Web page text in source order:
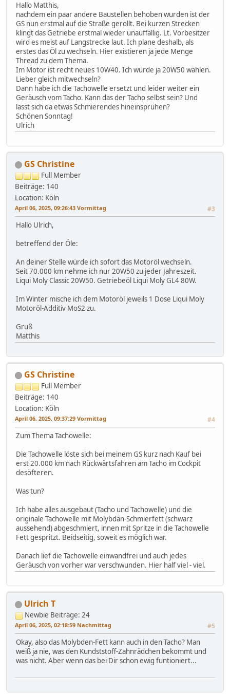
Hallo Matthis,
nachdem ein paar andere Baustellen behoben wurden ist der
GS nun erstmal auf die Straße gerollt. Bei kurzen Strecken
klingt das Getriebe erstmal wieder unauffällig. Lt. Vorbesitzer
wird es meist auf Langstrecke laut. Ich plane deshalb, als
erstes das Öl zu wechseln. Hier existieren ja jede Menge
Thread zu dem Thema.
Im Motor ist recht neues 10W40. Ich würde ja 20W50 wählen.
Lieber gleich mitwechseln?
Dann habe ich die Tachowelle ersetzt und leider weiter ein
Geräusch vom Tacho. Kann das der Tacho selbst sein? Und
lässt sich da etwas Schmierendes hineinsprühen?
Schönen Sonntag!
Ulrich
GS Christine
Full Member
Beiträge: 140
Location: Köln
April 06, 2025, 09:26:43 Vormittag #3
Hallo Ulrich,
betreffend der Öle:
An deiner Stelle würde ich sofort das Motoröl wechseln.
Seit 70.000 km nehme ich nur 20W50 zu jeder Jahreszeit.
Liqui Moly Classic 20W50. Getriebeöl Liqui Moly GL4 80W.
Im Winter mische ich dem Motoröl jeweils 1 Dose Liqui Moly
Motoröl-Additiv MoS2 zu.
Gruß
Matthis
GS Christine
Full Member
Beiträge: 140
Location: Köln
April 06, 2025, 09:37:29 Vormittag #4
Zum Thema Tachowelle:
Die Tachowelle löste sich bei meinem GS kurz nach Kauf bei
erst 20.000 km nach Rückwärtsfahren am Tacho im Cockpit
desöfteren.
Was tun?
Ich habe alles ausgebaut (Tacho und Tachowelle) und die
originale Tachowelle mit Molybdän-Schmierfett (schwarz
aussehend) abgeschmiert, innen mit Spritze in die Tachowelle
Fett gespritzt. Beidseitig, soweit es möglich war.
Danach lief die Tachowelle einwandfrei und auch jedes
Geräusch von vorher war verschwunden. Hier half viel - viel.
Ulrich T
Newbie Beiträge: 24
April 06, 2025, 02:18:59 Nachmittag #5
Okay, also das Molybden-Fett kann auch in den Tacho? Man
weiß ja nie, was den Kundststoff-Zahnrädchen bekommt und
was nicht. Aber wenn das bei Dir schon ewig funtioniert...